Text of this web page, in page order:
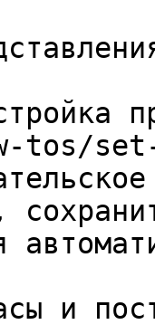
tos/set-
и